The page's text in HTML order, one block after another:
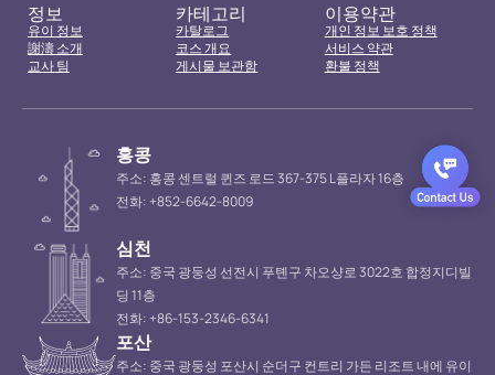
정보
유이 정보
謝濤 소개
교사 팀
카테고리
카탈로그
코스 개요
게시물 보관함
이용약관
개인 정보 보호 정책
서비스 약관
환불 정책
홍콩
주소: 홍콩 센트럴 퀸즈 로드 367-375 L플라자 16층
전화: +852-6642-8009
심천
주소: 중국 광둥성 선전시 푸톈구 차오샹로 3022호 합정지디빌
딩 11층
전화: +86-153-2346-6341
포산
주소: 중국 광둥성 포산시 순더구 컨트리 가든 리조트 내에 유이